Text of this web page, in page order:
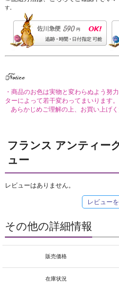
す。
・商品のお色は実物と変わらぬよう努
ターによって若干変わってまいります。
あらかじめご理解の上、お買い上げく
フランス アンティー
ュー
レビューはありません。
レビュー
その他の詳細情報
販売価格
在庫状況